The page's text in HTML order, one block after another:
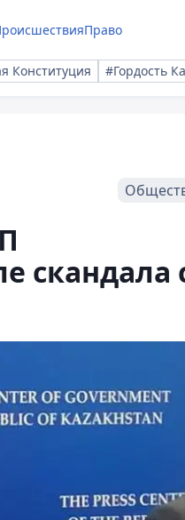
Право
Конституция #Гордость
скандала